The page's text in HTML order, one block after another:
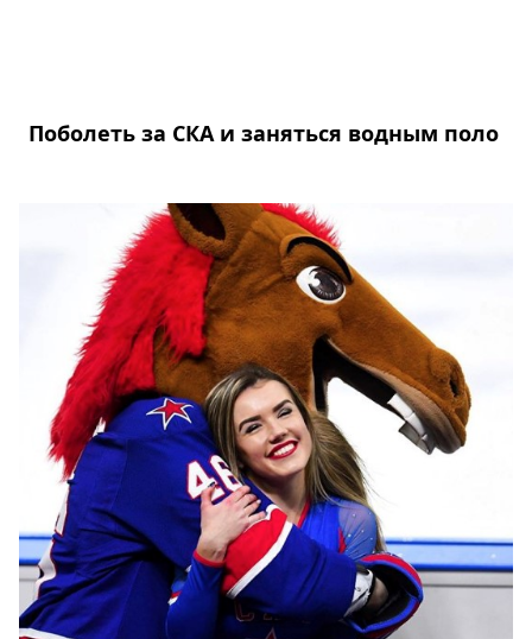
Поболеть за СКА и заняться водным поло